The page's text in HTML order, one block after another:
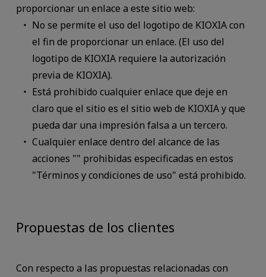
proporcionar un enlace a este sitio web:
No se permite el uso del logotipo de KIOXIA con
el fin de proporcionar un enlace. (El uso del
logotipo de KIOXIA requiere la autorización
previa de KIOXIA).
Está prohibido cualquier enlace que deje en
claro que el sitio es el sitio web de KIOXIA y que
pueda dar una impresión falsa a un tercero.
Cualquier enlace dentro del alcance de las
acciones "" prohibidas especificadas en estos
"Términos y condiciones de uso" está prohibido.
Propuestas de los clientes
Con respecto a las propuestas relacionadas con